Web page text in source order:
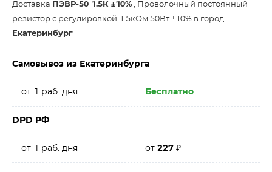
Доставка ПЭВР-50 1.5К ±10% , Проволочный постоянный
резистор с регулировкой 1.5кОм 50Вт ±10% в город
Екатеринбург
Самовывоз из Екатеринбурга
от 1 раб. дня Бесплатно
DPD РФ
от 1 раб. дня от 227 ₽